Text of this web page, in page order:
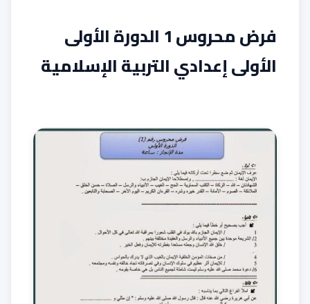
فرض محروس 1 الدورة الأولى
الأولى إعدادي التربية الإسلامية